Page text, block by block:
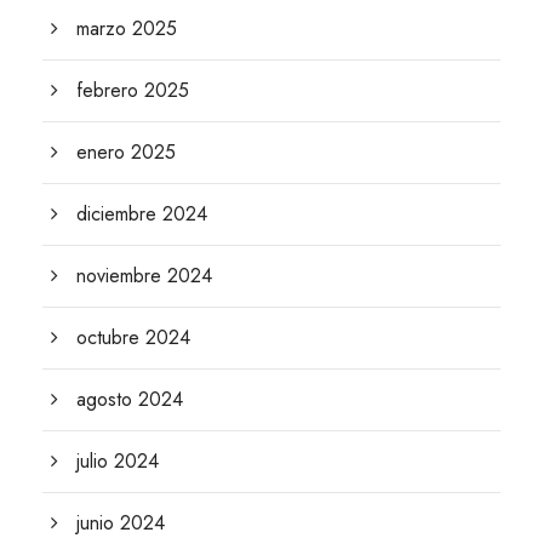
marzo 2025
febrero 2025
enero 2025
diciembre 2024
noviembre 2024
octubre 2024
agosto 2024
julio 2024
junio 2024